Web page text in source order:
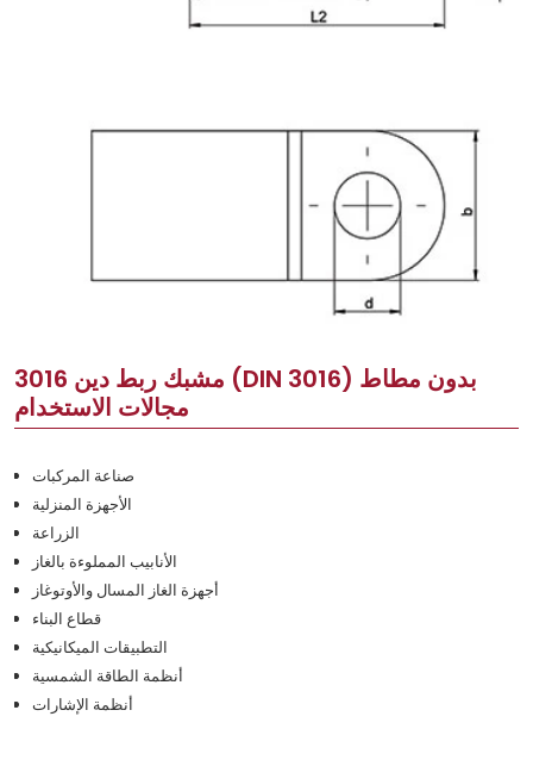
مشبك ربط دين 3016 (DIN 3016) بدون مطاط
مجالات الاستخدام
صناعة المركبات
الأجهزة المنزلية
الزراعة
الأنابيب المملوءة بالغاز
أجهزة الغاز المسال والأوتوغاز
قطاع البناء
التطبيقات الميكانيكية
أنظمة الطاقة الشمسية
أنظمة الإشارات